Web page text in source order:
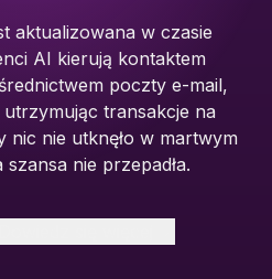
aktualizowana w czasie
AI kierują kontaktem
poczty e-mail,
transakcje na
nic nie utknęło w martwym
nie przepadła.
się więcej